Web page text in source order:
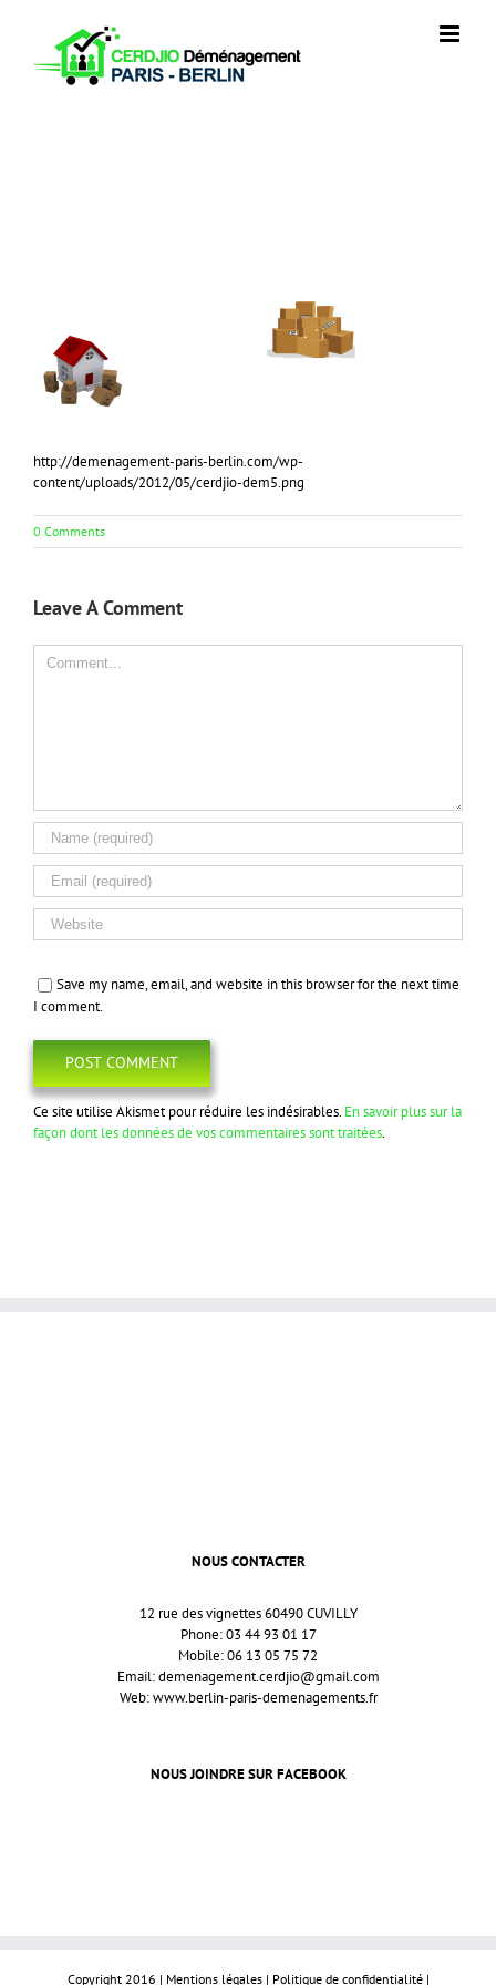
http://demenagement-paris-berlin.com/wp-
content/uploads/2012/05/cerdjio-dem5.png
0 Comments
Leave A Comment
Comment
Save my name, email, and website in this browser for the next time
I comment.
Ce site utilise Akismet pour réduire les indésirables. En savoir plus sur la
façon dont les données de vos commentaires sont traitées.
NOUS CONTACTER
12 rue des vignettes 60490 CUVILLY
Phone: 03 44 93 01 17
Mobile: 06 13 05 75 72
Email:demenagement.cerdjio@gmail.com
Web:www.berlin-paris-demenagements.fr
NOUS JOINDRE SUR FACEBOOK
Copyright 2016 | Mentions légales| Politique de confidentialité|